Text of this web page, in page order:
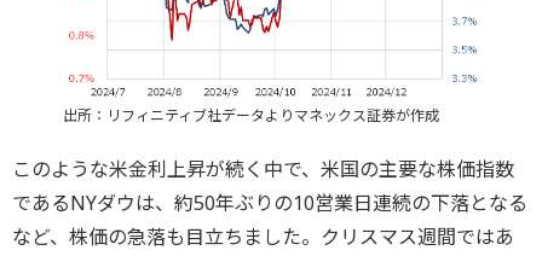
出所：リフィニティブ社データよりマネックス証券が作成
このような米金利上昇が続く中で、米国の主要な株価指数
であるNYダウは、約50年ぶりの10営業日連続の下落となる
など、株価の急落も目立ちました。クリスマス週間ではあ